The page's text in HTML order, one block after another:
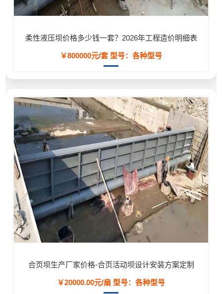
柔性液压坝价格多少钱一套？2026年工程造价明细表
￥800000元/套型号：各种型号
合页坝生产厂家价格-合页活动坝设计安装方案定制
￥20000.00元/扇 型号：各种型号